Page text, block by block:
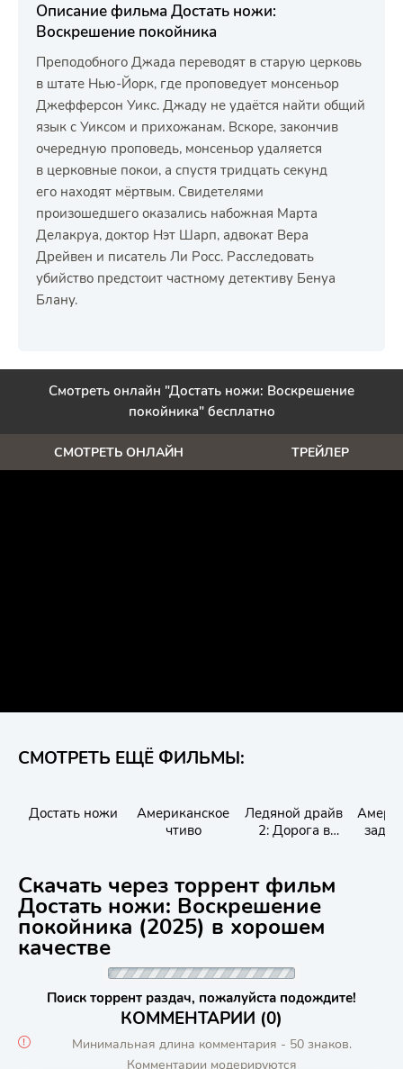
Описание фильма Достать ножи:
Воскрешение покойника
Преподобного Джада переводят в старую церковь
в штате Нью-Йорк, где проповедует монсеньор
Джефферсон Уикс. Джаду не удаётся найти общий
язык с Уиксом и прихожанам. Вскоре, закончив
очередную проповедь, монсеньор удаляется
в церковные покои, а спустя тридцать секунд
его находят мёртвым. Свидетелями
произошедшего оказались набожная Марта
Делакруа, доктор Нэт Шарп, адвокат Вера
Дрейвен и писатель Ли Росс. Расследовать
убийство предстоит частному детективу Бенуа
Блану.
Смотреть онлайн "Достать ножи: Воскрешение
покойника" бесплатно
СМОТРЕТЬ ОНЛАЙН ТРЕЙЛЕР
СМОТРЕТЬ ЕЩЁ ФИЛЬМЫ:
Достать ножи
Американское
чтиво
Ледяной драйв
2: Дорога в
Скачать через торрент фильм
Достать ножи: Воскрешение
покойника (2025) в хорошем
качестве
Поиск торрент раздач, пожалуйста подождите!
КОММЕНТАРИИ (0)
Минимальная длина комментария - 50 знаков.
Комментарии модерируются